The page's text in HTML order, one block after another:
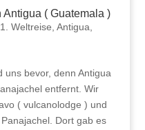
( Guatemala )
1. Weltreise, Antigua,
uns bevor, denn Antigua
entfernt. Wir
( vulcanolodge ) und
Dort gab es